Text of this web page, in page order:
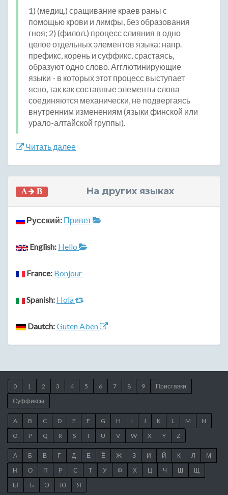
1) (медиц.) сращивание краев раны с
помощью крови и лимфы, без образования
гноя; 2) (филол.) процесс слияния в одно
целое отдельных элементов языка: напр.
префикс, корень и суффикс, срастаясь,
образуют одно слово. Агглютинирующие
языки - в которых этот процесс выступает
ясно, так как составные элементы слова
соединяются механически, не подвергаясь
внутренним изменениям (языки финской или
урало-алтайской группы).
Читать далее
На других языках
Русский: Привет
English: Hello
France: Bonjour
Spanish: Hola
Dautch:Guten Aben
0 1 2 3 4 5 6 7 8 9
Приставки
Суффиксы
A B C D E F G H I J K L M
N
O
P Q R S T U V W X Y Z
А Б В Г Д Е Ё Ж З И Й К Л
М
Н
О П Р С Т У Ф Х Ц Ч Ш
Щ
Ы
Ъ Э Ю Я